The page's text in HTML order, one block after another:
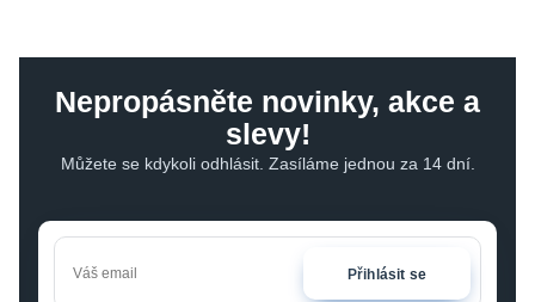
Nepropásněte novinky, akce a
slevy!
Můžete se kdykoli odhlásit. Zasíláme jednou za 14 dní.
Přihlásit se